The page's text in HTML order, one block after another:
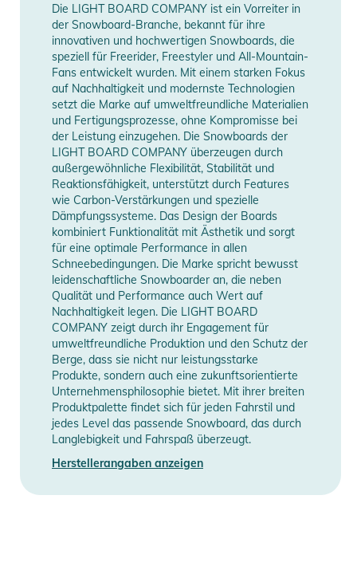
Manufacturer
Information
Herstellerangaben
anzeigen
Die LIGHT BOARD COMPANY ist ein Vorreiter in
der Snowboard-Branche, bekannt für ihre
innovativen und hochwertigen Snowboards, die
speziell für Freerider, Freestyler und All-Mountain-
Fans entwickelt wurden. Mit einem starken Fokus
auf Nachhaltigkeit und modernste Technologien
setzt die Marke auf umweltfreundliche Materialien
und Fertigungsprozesse, ohne Kompromisse bei
der Leistung einzugehen. Die Snowboards der
LIGHT BOARD COMPANY überzeugen durch
außergewöhnliche Flexibilität, Stabilität und
Reaktionsfähigkeit, unterstützt durch Features
wie Carbon-Verstärkungen und spezielle
Dämpfungssysteme. Das Design der Boards
kombiniert Funktionalität mit Ästhetik und sorgt
für eine optimale Performance in allen
Schneebedingungen. Die Marke spricht bewusst
leidenschaftliche Snowboarder an, die neben
Qualität und Performance auch Wert auf
Nachhaltigkeit legen. Die LIGHT BOARD
COMPANY zeigt durch ihr Engagement für
umweltfreundliche Produktion und den Schutz der
Berge, dass sie nicht nur leistungsstarke
Produkte, sondern auch eine zukunftsorientierte
Unternehmensphilosophie bietet. Mit ihrer breiten
Produktpalette findet sich für jeden Fahrstil und
jedes Level das passende Snowboard, das durch
Langlebigkeit und Fahrspaß überzeugt.
Herstellerangaben anzeigen